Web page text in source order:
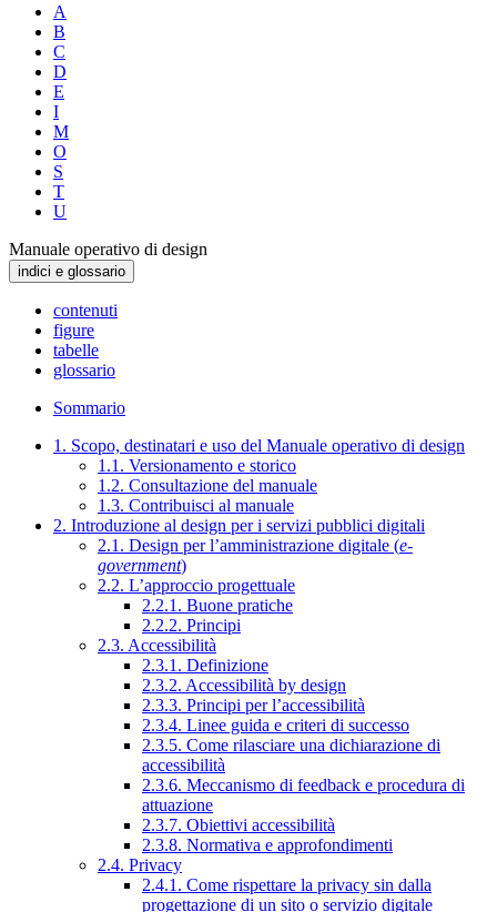
A
B
C
D
E
I
M
O
S
T
U
Manuale operativo di design
indici e glossario
contenuti
figure
tabelle
glossario
Sommario
1. Scopo, destinatari e uso del Manuale operativo di design
1.1. Versionamento e storico
1.2. Consultazione del manuale
1.3. Contribuisci al manuale
2. Introduzione al design per i servizi pubblici digitali
2.1. Design per l’amministrazione digitale (e-
government)
2.2. L’approccio progettuale
2.2.1. Buone pratiche
2.2.2. Principi
2.3. Accessibilità
2.3.1. Definizione
2.3.2. Accessibilità by design
2.3.3. Principi per l’accessibilità
2.3.4. Linee guida e criteri di successo
2.3.5. Come rilasciare una dichiarazione di
accessibilità
2.3.6. Meccanismo di feedback e procedura di
attuazione
2.3.7. Obiettivi accessibilità
2.3.8. Normativa e approfondimenti
2.4. Privacy
2.4.1. Come rispettare la privacy sin dalla
progettazione di un sito o servizio digitale